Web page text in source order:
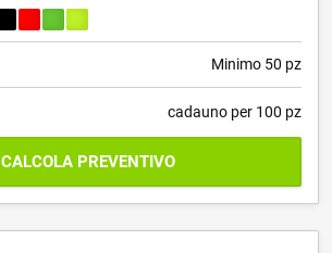
Minimo 50 pz
cadauno per 100 pz
CALCOLA PREVENTIVO